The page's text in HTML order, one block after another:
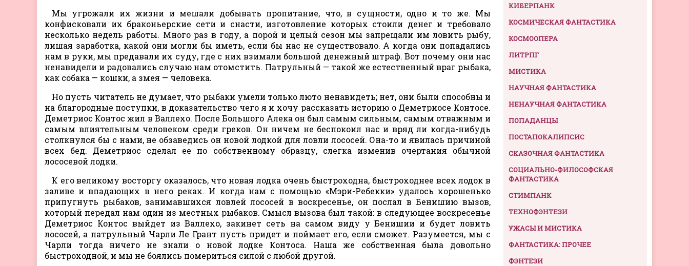
Мы угрожали их жизни и мешали добывать пропитание, что, в сущности, одно и то же. Мы
конфисковали их браконьерские сети и снасти, изготовление которых стоили денег и требовало
несколько недель работы. Много раз в году, а порой и целый сезон мы запрещали им ловить рыбу,
лишая заработка, какой они могли бы иметь, если бы нас не существовало. А когда они попадались
нам в руки, мы предавали их суду, где с них взимали большой денежный штраф. Вот почему они нас
ненавидели и радовались случаю нам отомстить. Патрульный — такой же естественный враг рыбака,
как собака — кошки, а змея — человека.
Но пусть читатель не думает, что рыбаки умели только люто ненавидеть; нет, они были способны и
на благородные поступки, в доказательство чего я и хочу рассказать историю о Деметриосе Контосе.
Деметриос Контос жил в Валлехо. После Большого Алека он был самым сильным, самым отважным и
самым влиятельным человеком среди греков. Он ничем не беспокоил нас и вряд ли когда-нибудь
столкнулся бы с нами, не обзаведись он новой лодкой для ловли лососей. Она-то и явилась причиной
всех бед. Деметриос сделал ее по собственному образцу, слегка изменив очертания обычной
лососевой лодки.
К его великому восторгу оказалось, что новая лодка очень быстроходна, быстроходнее всех лодок в
заливе и впадающих в него реках. И когда нам с помощью «Мэри-Ребекки» удалось хорошенько
припугнуть рыбаков, занимавшихся ловлей лососей в воскресенье, он послал в Бенишию вызов,
который передал нам один из местных рыбаков. Смысл вызова был такой: в следующее воскресенье
Деметриос Контос выйдет из Валлехо, закинет сеть на самом виду у Бенишии и будет ловить
лососей, а патрульный Чарли Ле Грант пусть придет и поймает его, если сможет. Разумеется, мы с
Чарли тогда ничего не знали о новой лодке Контоса. Наша же собственная была довольно
быстроходной, и мы не боялись помериться силой с любой другой.
КИБЕРПАНК
КОСМИЧЕСКАЯ ФАНТАСТИКА
КОСМООПЕРА
ЛИТРПГ
МИСТИКА
НАУЧНАЯ ФАНТАСТИКА
НЕНАУЧНАЯ ФАНТАСТИКА
ПОПАДАНЦЫ
ПОСТАПОКАЛИПСИС
СКАЗОЧНАЯ ФАНТАСТИКА
СОЦИАЛЬНО-ФИЛОСОФСКАЯ
ФАНТАСТИКА
СТИМПАНК
ТЕХНОФЭНТЕЗИ
УЖАСЫ И МИСТИКА
ФАНТАСТИКА: ПРОЧЕЕ
ФЭНТЕЗИ